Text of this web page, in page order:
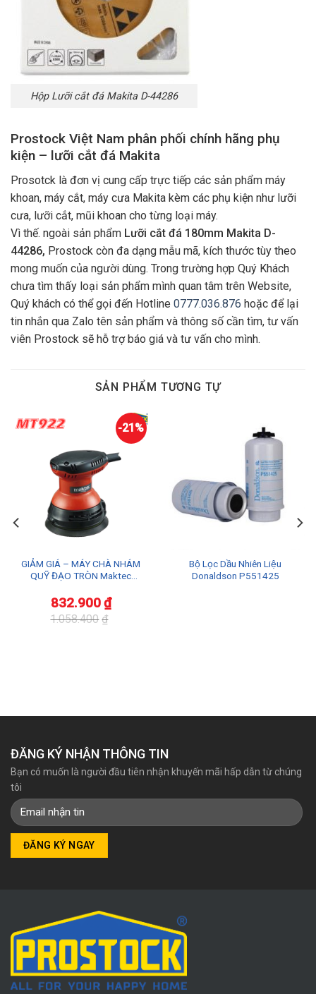
Hộp Lưỡi cắt đá Makita D-44286
Prostock Việt Nam phân phối chính hãng phụ
kiện – lưỡi cắt đá Makita
Prosotck là đơn vị cung cấp trực tiếp các sản phẩm máy
khoan, máy cắt, máy cưa Makita kèm các phụ kiện như lưỡi
cưa, lưỡi cắt, mũi khoan cho từng loại máy.
Vì thế. ngoài sản phẩm Lưỡi cắt đá 180mm Makita D-
44286, Prostock còn đa dạng mẫu mã, kích thước tùy theo
mong muốn của người dùng. Trong trường hợp Quý Khách
chưa tìm thấy loại sản phẩm mình quan tâm trên Website,
Quý khách có thể gọi đến Hotline 0777.036.876 hoặc để lại
tin nhắn qua Zalo tên sản phẩm và thông số cần tìm, tư vấn
viên Prostock sẽ hỗ trợ báo giá và tư vấn cho mình.
SẢN PHẨM TƯƠNG TỰ
-21%
GIẢM GIÁ – MÁY CHÀ NHÁM
QUỸ ĐẠO TRÒN Maktec
1.058.400 ₫
832.900₫
Bộ Lọc Dầu Nhiên Liệu
Donaldson P551425
ĐĂNG KÝ NHẬN THÔNG TIN
Bạn có muốn là người đầu tiên nhận khuyến mãi hấp dẫn từ chúng
tôi